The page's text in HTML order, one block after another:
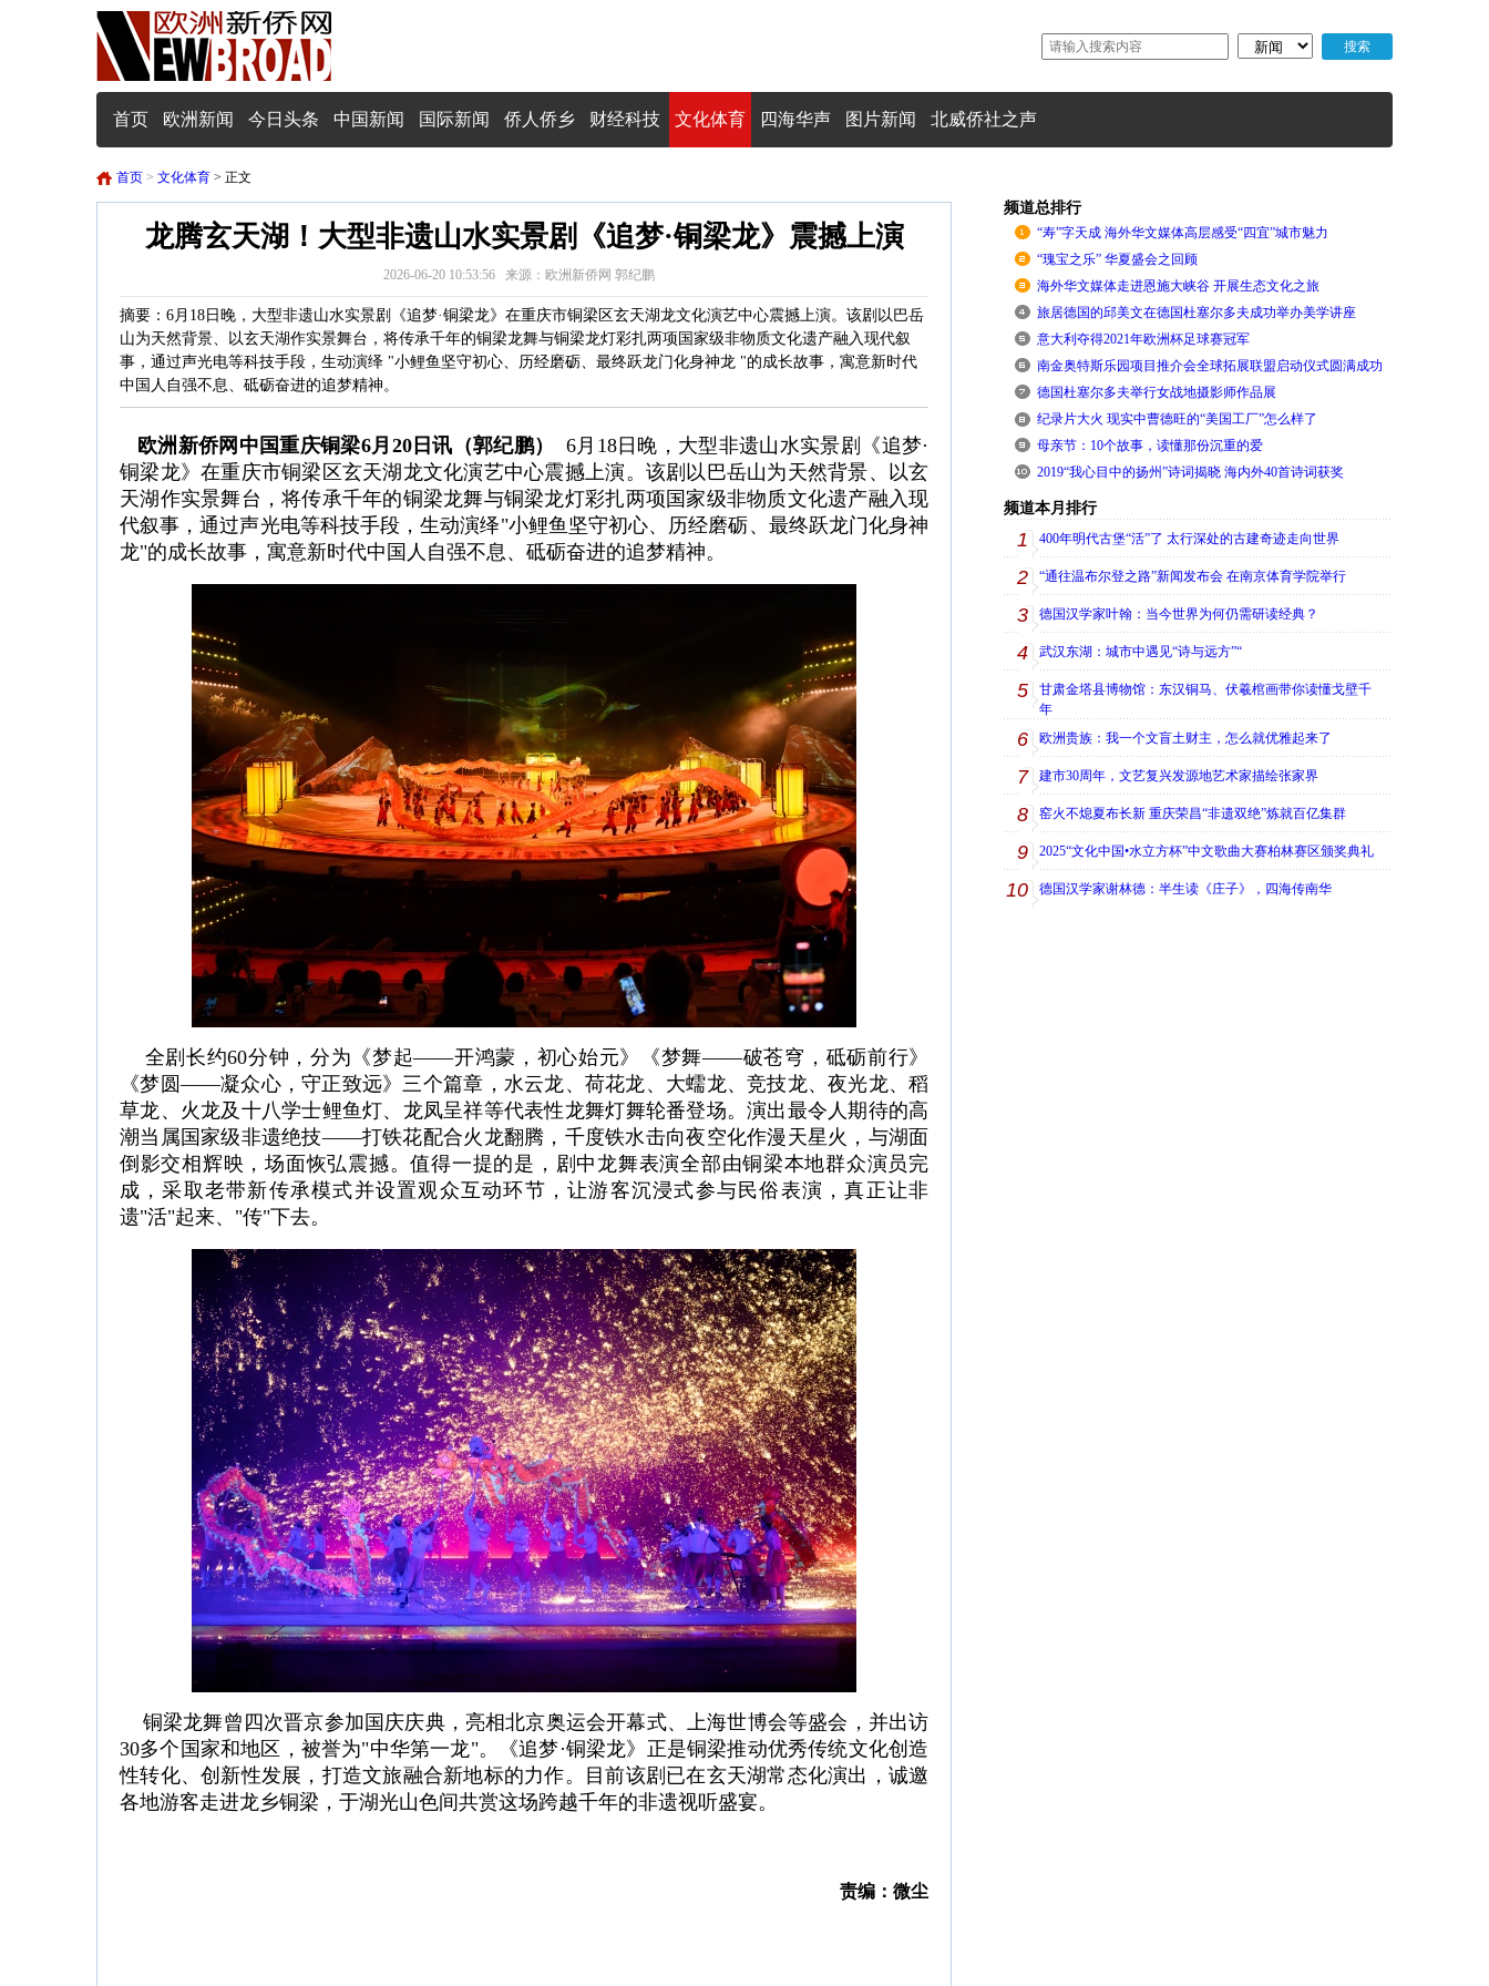
首页 欧洲新闻 今日头条 中国新闻 国际新闻 侨人侨乡 财经科技 文化体育 四海华声 图片新闻 北威侨社之声
首页 > 文化体育 > 正文
龙腾玄天湖！大型非遗山水实景剧《追梦·铜梁龙》震撼上演
2026-06-20 10:53:56 来源：欧洲新侨网 郭纪鹏
摘要：6月18日晚，大型非遗山水实景剧《追梦·铜梁龙》在重庆市铜梁区玄天湖龙文化演艺中心震撼上演。该剧以巴岳
山为天然背景、以玄天湖作实景舞台，将传承千年的铜梁龙舞与铜梁龙灯彩扎两项国家级非物质文化遗产融入现代叙
事，通过声光电等科技手段，生动演绎 "小鲤鱼坚守初心、历经磨砺、最终跃龙门化身神龙 "的成长故事，寓意新时代
中国人自强不息、砥砺奋进的追梦精神。
欧洲新侨网中国重庆铜梁6月20日讯（郭纪鹏）
6月18日晚，大型非遗山水实景剧《追梦·
铜梁龙》在重庆市铜梁区玄天湖龙文化演艺中心震撼上演。该剧以巴岳山为天然背景、以玄
天湖作实景舞台，将传承千年的铜梁龙舞与铜梁龙灯彩扎两项国家级非物质文化遗产融入现
代叙事，通过声光电等科技手段，生动演绎"小鲤鱼坚守初心、历经磨砺、最终跃龙门化身神
龙"的成长故事，寓意新时代中国人自强不息、砥砺奋进的追梦精神。
全剧长约60分钟，分为《梦起——开鸿蒙，初心始元》《梦舞——破苍穹，砥砺前行》
《梦圆——凝众心，守正致远》三个篇章，水云龙、荷花龙、大蠕龙、竞技龙、夜光龙、稻
草龙、火龙及十八学士鲤鱼灯、龙凤呈祥等代表性龙舞灯舞轮番登场。演出最令人期待的高
潮当属国家级非遗绝技——打铁花配合火龙翻腾，千度铁水击向夜空化作漫天星火，与湖面
倒影交相辉映，场面恢弘震撼。值得一提的是，剧中龙舞表演全部由铜梁本地群众演员完
成，采取老带新传承模式并设置观众互动环节，让游客沉浸式参与民俗表演，真正让非
遗"活"起来、"传"下去。
铜梁龙舞曾四次晋京参加国庆庆典，亮相北京奥运会开幕式、上海世博会等盛会，并出访
30多个国家和地区，被誉为"中华第一龙"。《追梦·铜梁龙》正是铜梁推动优秀传统文化创造
性转化、创新性发展，打造文旅融合新地标的力作。目前该剧已在玄天湖常态化演出，诚邀
各地游客走进龙乡铜梁，于湖光山色间共赏这场跨越千年的非遗视听盛宴。
责编：微尘
频道总排行
“寿”字天成 海外华文媒体高层感受“四宜”城市魅力
“瑰宝之乐” 华夏盛会之回顾
海外华文媒体走进恩施大峡谷 开展生态文化之旅
旅居德国的邱美文在德国杜塞尔多夫成功举办美学讲座
意大利夺得2021年欧洲杯足球赛冠军
南金奥特斯乐园项目推介会全球拓展联盟启动仪式圆满成功
德国杜塞尔多夫举行女战地摄影师作品展
纪录片大火 现实中曹德旺的“美国工厂”怎么样了
母亲节：10个故事，读懂那份沉重的爱
2019“我心目中的扬州”诗词揭晓 海内外40首诗词获奖
频道本月排行
1 400年明代古堡“活”了 太行深处的古建奇迹走向世界
2 “通往温布尔登之路”新闻发布会 在南京体育学院举行
3 德国汉学家叶翰：当今世界为何仍需研读经典？
4 武汉东湖：城市中遇见“诗与远方”“
5
甘肃金塔县博物馆：东汉铜马、伏羲棺画带你读懂戈壁千
年
6 欧洲贵族：我一个文盲土财主，怎么就优雅起来了
7 建市30周年，文艺复兴发源地艺术家描绘张家界
8 窑火不熄夏布长新 重庆荣昌“非遗双绝”炼就百亿集群
9 2025“文化中国•水立方杯”中文歌曲大赛柏林赛区颁奖典礼
10 德国汉学家谢林德：半生读《庄子》，四海传南华